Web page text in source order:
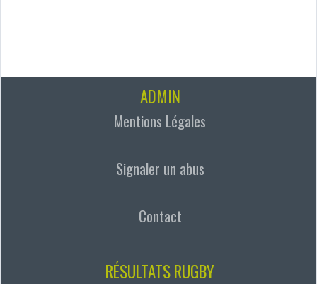
ADMIN
Mentions Légales
Signaler un abus
Contact
RÉSULTATS RUGBY